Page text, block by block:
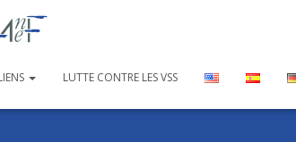
LUTTE CONTRE LES VSS